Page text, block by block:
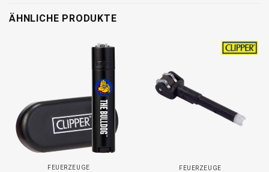
ÄHNLICHE PRODUKTE
FEUERZEUGE FEUERZEUGE